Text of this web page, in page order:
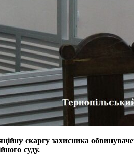
скаргу захисника
суду.